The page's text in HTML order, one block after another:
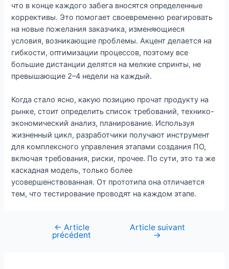
что в конце каждого забега вносятся определенные
коррективы. Это помогает своевременно реагировать
на новые пожелания заказчика, изменяющиеся
условия, возникающие проблемы. Акцент делается на
гибкости, оптимизации процессов, поэтому все
большие дистанции делятся на мелкие спринты, не
превышающие 2–4 недели на каждый.
Когда стало ясно, какую позицию прочат продукту на
рынке, стоит определить список требований, технико-
экономический анализ, планирование. Используя
жизненный цикл, разработчики получают инструмент
для комплексного управления этапами создания ПО,
включая требования, риски, прочее. По сути, это та же
каскадная модель, только более
усовершенствованная. От прототипа она отличается
тем, что тестирование проводят на каждом этапе.
Navigation
← Article
précédent
Article suivant
→